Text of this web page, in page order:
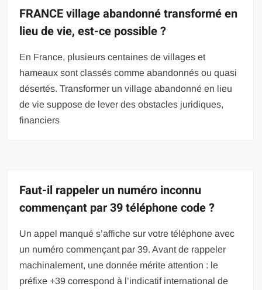
FRANCE village abandonné transformé en
lieu de vie, est-ce possible ?
En France, plusieurs centaines de villages et
hameaux sont classés comme abandonnés ou quasi
désertés. Transformer un village abandonné en lieu
de vie suppose de lever des obstacles juridiques,
financiers
Faut-il rappeler un numéro inconnu
commençant par 39 téléphone code ?
Un appel manqué s’affiche sur votre téléphone avec
un numéro commençant par 39. Avant de rappeler
machinalement, une donnée mérite attention : le
préfixe +39 correspond à l’indicatif international de